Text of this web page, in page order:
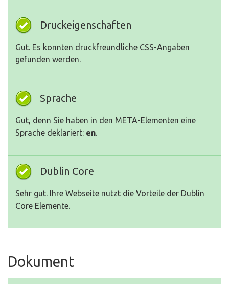
Druckeigenschaften
Gut. Es konnten druckfreundliche CSS-Angaben
gefunden werden.
Sprache
Gut, denn Sie haben in den META-Elementen eine
Sprache deklariert: en.
Dublin Core
Sehr gut. Ihre Webseite nutzt die Vorteile der Dublin
Core Elemente.
Dokument